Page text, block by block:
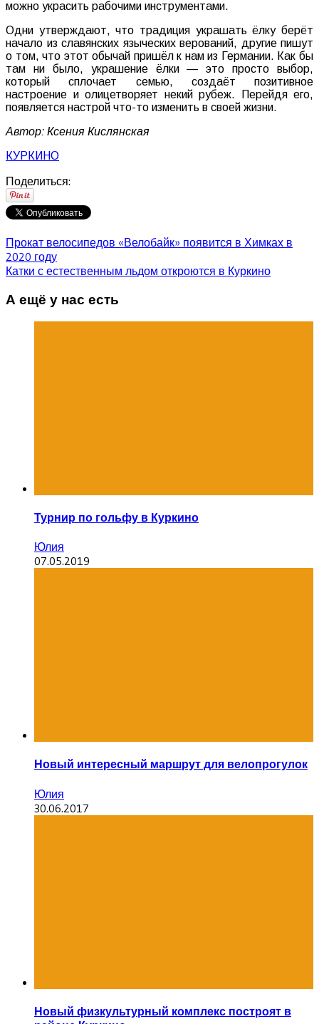
можно украсить рабочими инструментами.
Одни утверждают, что традиция украшать ёлку берёт
начало из славянских языческих верований, другие пишут
о том, что этот обычай пришёл к нам из Германии. Как бы
там ни было, украшение ёлки — это просто выбор,
который сплочает семью, создаёт позитивное
настроение и олицетворяет некий рубеж. Перейдя его,
появляется настрой что-то изменить в своей жизни.
Автор: Ксения Кислянская
КУРКИНО
Поделиться:
Прокат велосипедов «Велобайк» появится в Химках в
2020 году
Катки с естественным льдом откроются в Куркино
А ещё у нас есть
Турнир по гольфу в Куркино
Юлия
07.05.2019
Новый интересный маршрут для велопрогулок
Юлия
30.06.2017
Новый физкультурный комплекс построят в